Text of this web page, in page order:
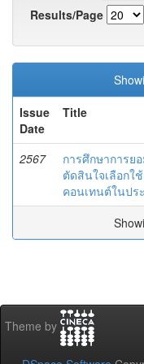
Results/Page
Issue
Date
Title
2567
การศึกษาการย
ตัดสินใจเลือกใ
คอนเทนต์ในปร
Theme by